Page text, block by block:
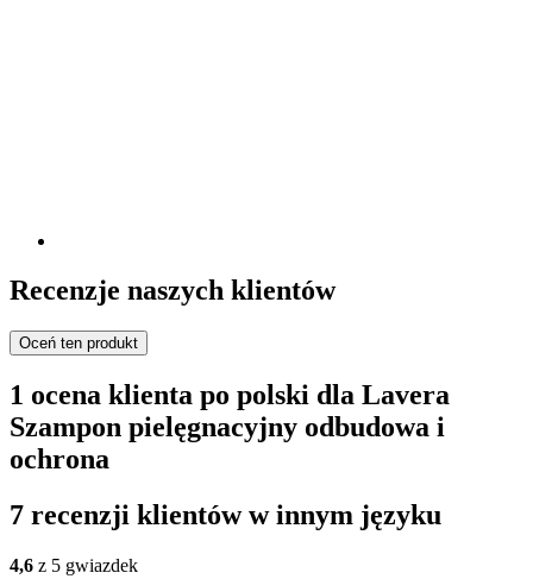
Recenzje naszych klientów
Oceń ten produkt
1 ocena klienta po polski dla Lavera
Szampon pielęgnacyjny odbudowa i
ochrona
7 recenzji klientów w innym języku
4,6 z 5 gwiazdek